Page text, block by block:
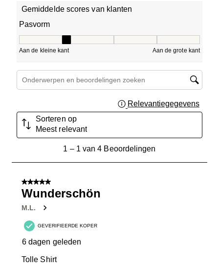
Gemiddelde scores van klanten
Pasvorm
Aan de kleine kant Aan de grote kant
Onderwerpen en beoordelingen zoeken per regio
Relevantiegegevens
Sorteren op
Meest relevant
van
Beoordelingen.
1 – 1 van 4 Beoordelingen
5 van 5 sterren.
Wunderschön
M.L.
GEVERIFIEERDE KOPER
6 dagen geleden
Tolle Shirt